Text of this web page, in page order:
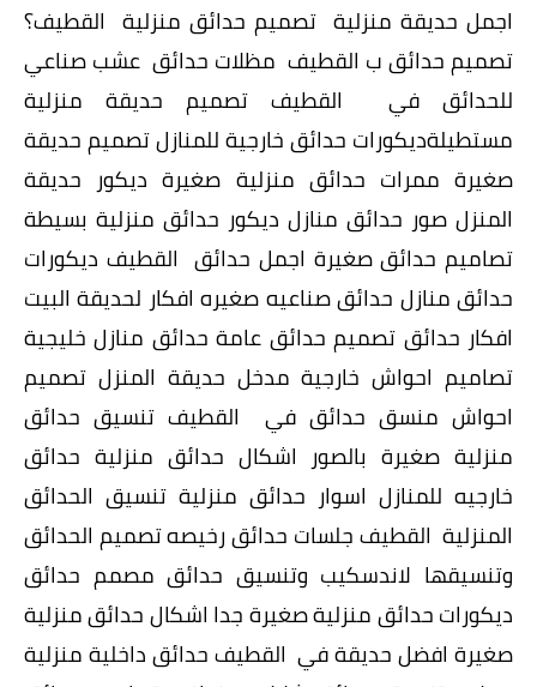
اجمل حديقة منزلية تصميم حدائق منزلية القطيف؟
تصميم حدائق ب القطيف مظلات حدائق عشب صناعي
للحدائق في القطيف تصميم حديقة منزلية
مستطيلةديكورات حدائق خارجية للمنازل تصميم حديقة
صغيرة ممرات حدائق منزلية صغيرة ديكور حديقة
المنزل صور حدائق منازل ديكور حدائق منزلية بسيطة
تصاميم حدائق صغيرة اجمل حدائق القطيف ديكورات
حدائق منازل حدائق صناعيه صغيره افكار لحديقة البيت
افكار حدائق تصميم حدائق عامة حدائق منازل خليجية
تصاميم احواش خارجية مدخل حديقة المنزل تصميم
احواش منسق حدائق في القطيف تنسيق حدائق
منزلية صغيرة بالصور اشكال حدائق منزلية حدائق
خارجيه للمنازل اسوار حدائق منزلية تنسيق الحدائق
المنزلية القطيف جلسات حدائق رخيصه تصميم الحدائق
وتنسيقها لاندسكيب وتنسيق حدائق مصمم حدائق
ديكورات حدائق منزلية صغيرة جدا اشكال حدائق منزلية
صغيرة افضل حديقة في القطيف حدائق داخلية منزلية